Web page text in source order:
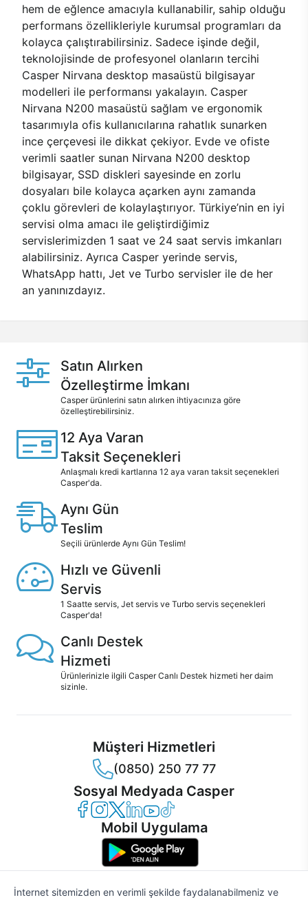
hem de eğlence amacıyla kullanabilir, sahip olduğu
performans özellikleriyle kurumsal programları da
kolayca çalıştırabilirsiniz. Sadece işinde değil,
teknolojisinde de profesyonel olanların tercihi
Casper Nirvana desktop masaüstü bilgisayar
modelleri ile performansı yakalayın. Casper
Nirvana N200 masaüstü sağlam ve ergonomik
tasarımıyla ofis kullanıcılarına rahatlık sunarken
ince çerçevesi ile dikkat çekiyor. Evde ve ofiste
verimli saatler sunan Nirvana N200 desktop
bilgisayar, SSD diskleri sayesinde en zorlu
dosyaları bile kolayca açarken aynı zamanda
çoklu görevleri de kolaylaştırıyor. Türkiye’nin en iyi
servisi olma amacı ile geliştirdiğimiz
servislerimizden 1 saat ve 24 saat servis imkanları
alabilirsiniz. Ayrıca Casper yerinde servis,
WhatsApp hattı, Jet ve Turbo servisler ile de her
an yanınızdayız.
Satın Alırken
Özelleştirme İmkanı
Casper ürünlerini satın alırken ihtiyacınıza göre
özelleştirebilirsiniz.
12 Aya Varan
Taksit Seçenekleri
Anlaşmalı kredi kartlarına 12 aya varan taksit seçenekleri
Casper'da.
Aynı Gün
Teslim
Seçili ürünlerde Aynı Gün Teslim!
Hızlı ve Güvenli
Servis
1 Saatte servis, Jet servis ve Turbo servis seçenekleri
Casper'da!
Canlı Destek
Hizmeti
Ürünlerinizle ilgili Casper Canlı Destek hizmeti her daim
sizinle.
Müşteri Hizmetleri
(0850) 250 77 77
Sosyal Medyada Casper
Casper Facebook
Casper Instagram
Casper Twitter
Casper LinkedIn
Casper YouTube
Casper TikTok
Mobil Uygulama
İnternet sitemizden en verimli şekilde faydalanabilmeniz ve